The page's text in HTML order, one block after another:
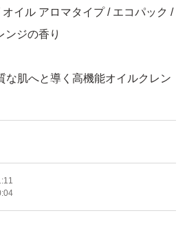
イル アロマタイプ / エコパック /
ンジの香り
な肌へと導く高機能オイルクレン
クレンズオイル ピースフルオレ